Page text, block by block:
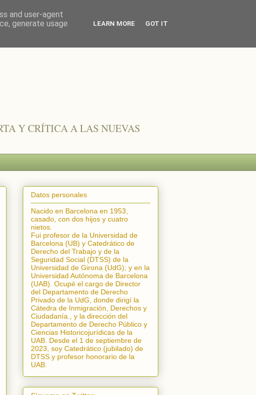
Y CRÍTICA A LAS NUEVAS
Datos personales
Nacido en Barcelona en 1953,
casado, con dos hijos y cuatro
nietos.
Fui profesor de la Universidad de
Barcelona (UB) y Catedrático de
Derecho del Trabajo y de la
Seguridad Social (DTSS) de la
Universidad de Girona (UdG); y en la
Universidad Autónoma de Barcelona
(UAB). Ocupé el cargo de Director
del Departamento de Derecho
Privado de la UdG, donde dirigí la
Cátedra de Inmigración, Derechos y
Ciudadanía.
, y la dirección del
Departamento de Derecho Público y
Ciencias Historicojurídicas de la
UAB. Desde el 1 de septiembre de
2023, soy Catedrático (jubilado) de
DTSS y profesor honorario de la
UAB.
and user-agent
generate usage
LEARN MORE GOT IT